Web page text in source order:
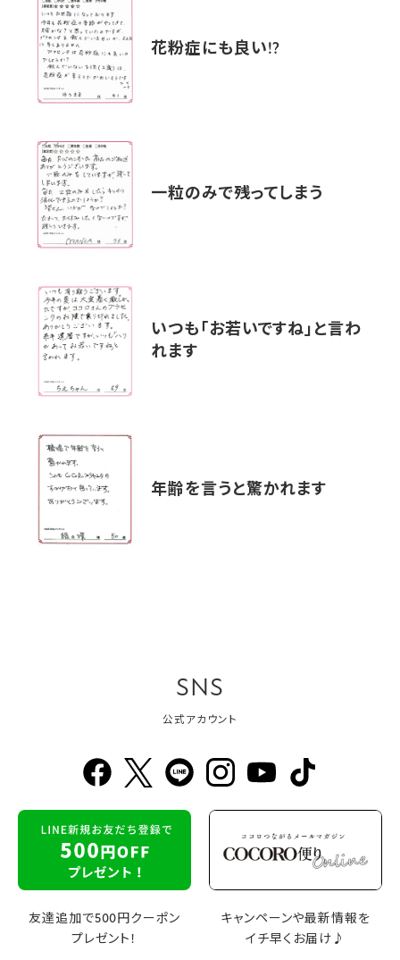
花粉症にも良い!?
一粒のみで残ってしまう
いつも「お若いですね」と言わ
れます
年齢を言うと驚かれます
SNS
公式アカウント
友達追加で500円クーポン
プレゼント！
キャンペーンや最新情報を
イチ早くお届け♪